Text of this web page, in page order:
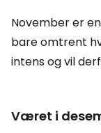
November er
bare omtrent
intens og vil
Været i